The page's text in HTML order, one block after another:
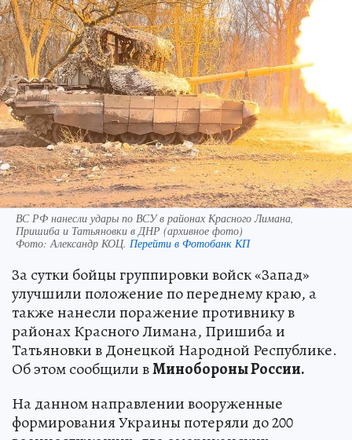
ВС РФ нанесли удары по ВСУ в районах Красного Лимана,
Пришиба и Татьяновки в ДНР (архивное фото)
Фото:Александр КОЦ. Перейти в Фотобанк КП
За сутки бойцы группировки войск «Запад»
улучшили положение по переднему краю, а
также нанесли поражение противнику в
районах Красного Лимана, Пришиба и
Татьяновки в Донецкой Народной Республике.
Об этом сообщили вМинобороны России.
На данном направлении вооруженные
формирования Украины потеряли до 200